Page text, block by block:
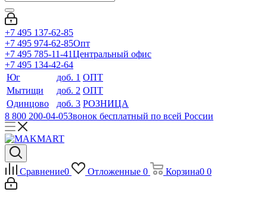
+7 495 137-62-85
+7 495 974-62-85Опт
+7 495 785-11-41Центральный офис
+7 495 134-42-64
Юг
доб. 1 ОПТ
Мытищи
доб. 2 ОПТ
Одинцово
доб. 3 РОЗНИЦА
8 800 200-04-05Звонок бесплатный по всей России
Сравнение0 Отложенные 0 Корзина0 0